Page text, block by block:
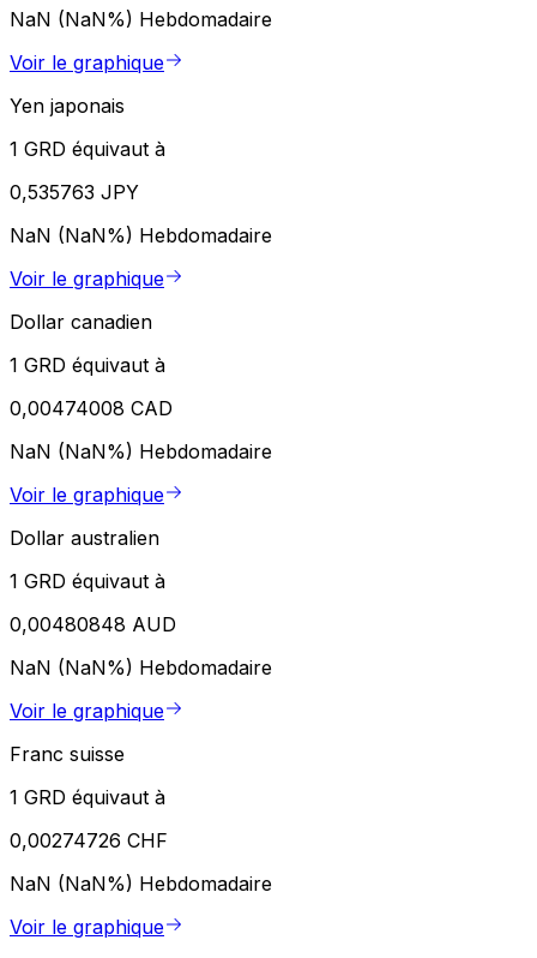
NaN (NaN%) Hebdomadaire
Voir le graphique
Yen japonais
1 GRD équivaut à
0,535763 JPY
NaN (NaN%) Hebdomadaire
Voir le graphique
Dollar canadien
1 GRD équivaut à
0,00474008 CAD
NaN (NaN%) Hebdomadaire
Voir le graphique
Dollar australien
1 GRD équivaut à
0,00480848 AUD
NaN (NaN%) Hebdomadaire
Voir le graphique
Franc suisse
1 GRD équivaut à
0,00274726 CHF
NaN (NaN%) Hebdomadaire
Voir le graphique